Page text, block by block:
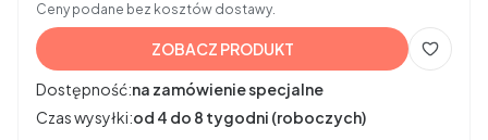
Ceny podane bez kosztów dostawy.
ZOBACZ PRODUKT
Dostępność:na zamówienie specjalne
Czas wysyłki:od 4 do 8 tygodni (roboczych)